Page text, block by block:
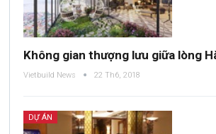
Không gian thượng lưu giữa lòng
Vietbuild News 22 Th6, 2018
DỰ ÁN